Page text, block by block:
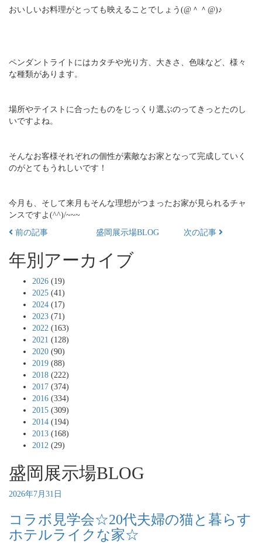
おいしいお料理がとっても映えることでしょう(@＾＾@)♪
ペンダントライトにはカタチや光り方、大きさ、色味など、様々
な種類があります。
場所やテイストに合ったものをじっくり選ぶのってきっとたのし
いですよね。
そんなお客様それぞれの個性が素敵なお家となって完成していく
のがとてもうれしいです！
今月も、そして来月もそんな理想がつまったお家が見られるチャ
ンスですよ(^^)/~~~
前の記事
盛岡展示場BLOG 次の記事
年別アーカイブ
2026 (19)
2025 (41)
2024 (17)
2023 (71)
2022 (163)
2021 (128)
2020 (90)
2019 (88)
2018 (222)
2017 (374)
2016 (334)
2015 (309)
2014 (194)
2013 (168)
2012 (29)
盛岡展示場BLOG
2026年7月31日
コラボ見学会☆20代夫婦の猫と暮らす
ホテルライクな家☆